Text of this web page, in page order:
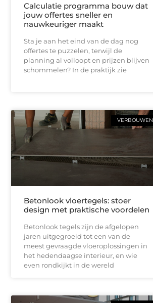
Calculatie programma bouw dat
jouw offertes sneller en
nauwkeuriger maakt
Sta je aan het eind van de dag nog
offertes te puzzelen, terwijl de
planning al volloopt en prijzen blijven
schommelen? In de praktijk zie
VERBOUWEN
Betonlook vloertegels: stoer
design met praktische voordelen
Betonlook tegels zijn de afgelopen
jaren uitgegroeid tot een van de
meest gevraagde vloeroplossingen in
het hedendaagse interieur, en wie
even rondkijkt in de wereld